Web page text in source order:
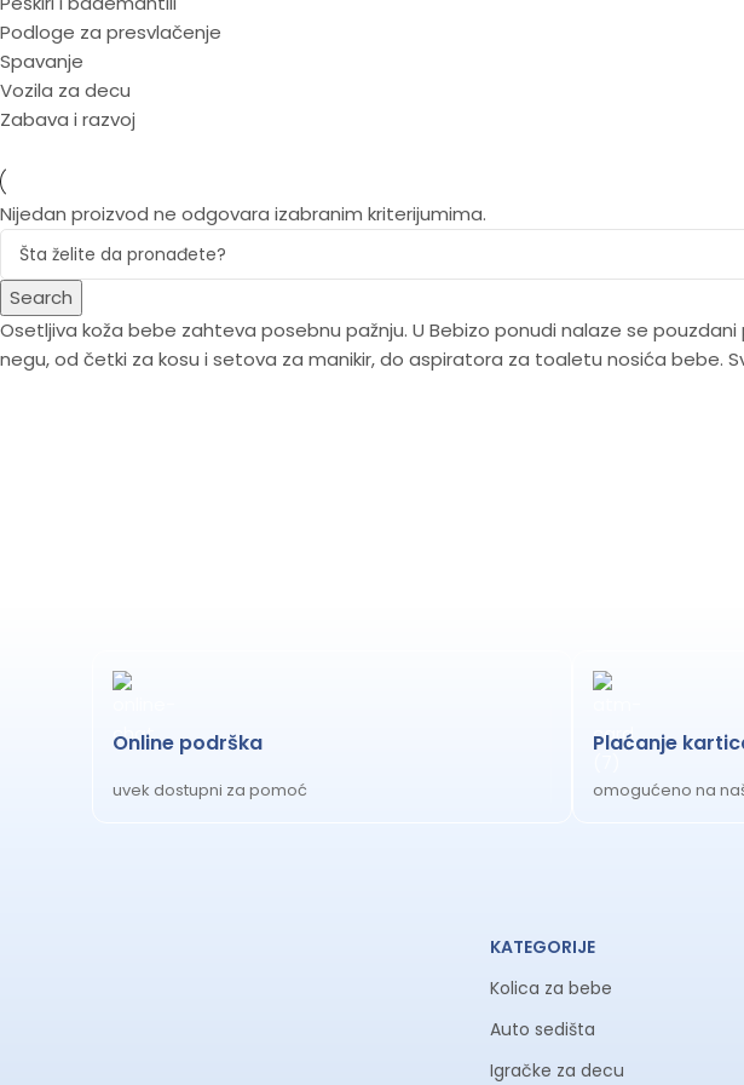
Podloge za presvlačenje
Spavanje
Vozila za decu
Zabava i razvoj
Nijedan proizvod ne odgovara izabranim kriterijumima.
Search
Osetljiva koža bebe zahteva posebnu pažnju. U Bebizo ponudi nalaze se
negu, od četki za kosu i setova za manikir, do aspiratora za toaletu nosića
Online podrška
uvek dostupni za pomoć
Plaćanje
omogućeno na
KATEGORIJE
Kolica za bebe
Auto sedišta
Igračke za decu